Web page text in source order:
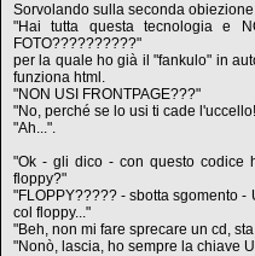
Sorvolando sulla seconda
"Hai tutta questa tecnologia e
FOTO??????????"
per la quale ho già il "fankulo" in
funziona html.
"NON USI FRONTPAGE???"
"No, perché se lo usi ti cade
"Ah...".
"Ok - gli dico - con questo codice
floppy?"
"FLOPPY????? - sbotta sgomento
col floppy..."
"Beh, non mi fare sprecare un cd,
"Nonò, lascia, ho sempre la chiave